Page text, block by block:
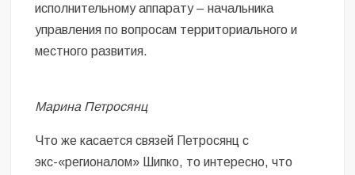
исполнительному аппарату – начальника
управления по вопросам территориального и
местного развития.
Марина Петросянц
Что же касается связей Петросянц с
экс-«регионалом» Шипко, то интересно, что